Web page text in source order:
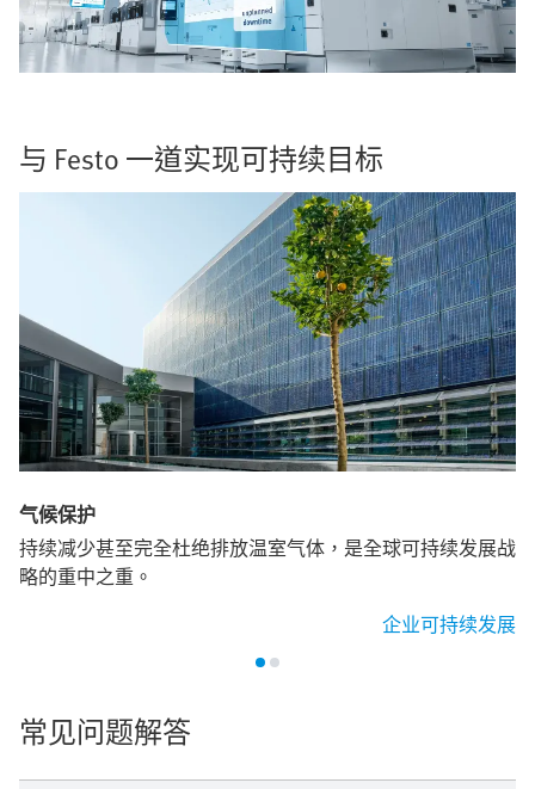
与 Festo 一道实现可持续目标
气候保护
持续减少甚至完全杜绝排放温室气体，是全球可持续发展战
略的重中之重。
企业可持续发展
常见问题解答